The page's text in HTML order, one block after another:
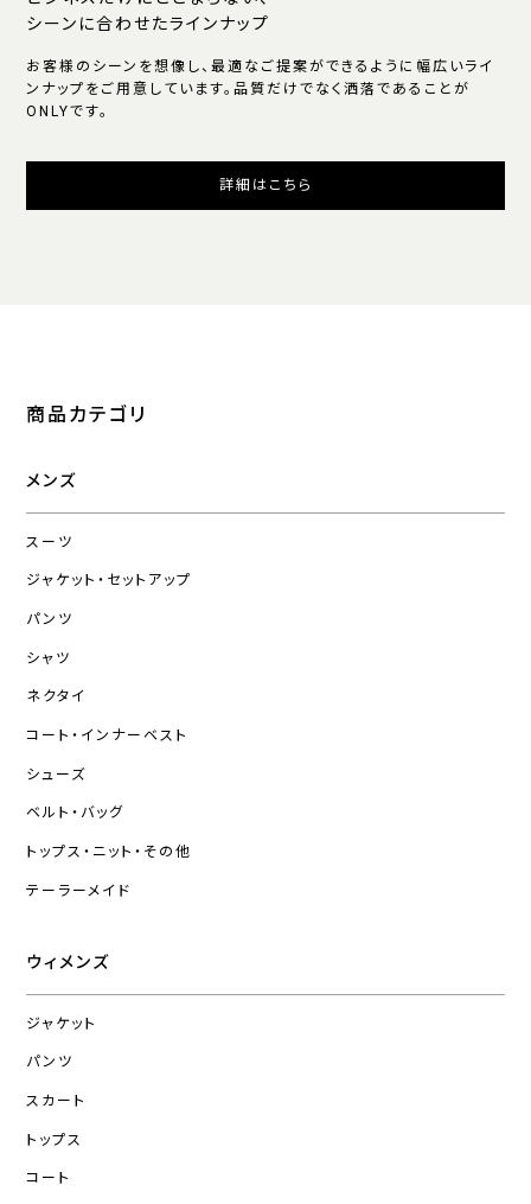
シーンに合わせたラインナップ
お客様のシーンを想像し、最適なご提案ができるように幅広いライ
ンナップをご用意しています。品質だけでなく洒落であることが
ONLYです。
詳細はこちら
商品カテゴリ
メンズ
スーツ
ジャケット・セットアップ
パンツ
シャツ
ネクタイ
コート・インナーベスト
シューズ
ベルト・バッグ
トップス・ニット・その他
テーラーメイド
ウィメンズ
ジャケット
パンツ
スカート
トップス
コート